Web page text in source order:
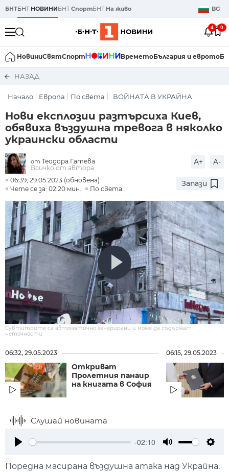
БНТБНТ НОВИНИБНТСпортБНТ На живо BG
4 0
НовиниСвятСпорт ВреметоБългария и еврото
НАЗАД
Начало Европа По света ВОЙНАТА В УКРАЙНА
Нови експлозии разтърсиха Киев,
обявиха въздушна тревога в няколко
украински области
от Теодора Гатева
Всичко от автора
A+ A-
06:39, 29.05.2023 (обновена)
Чете се за: 02:20 мин.
По света
Запази
Субтитрите са автоматично генерирани и може да съдържат
неточности.
06:32, 29.05.2023
Откриват
Пролетния панаир
на книгата в София
06:15, 29.05.2023
Слушай новината
-02:10
Поредна масирана въздушна атака над Украйна.